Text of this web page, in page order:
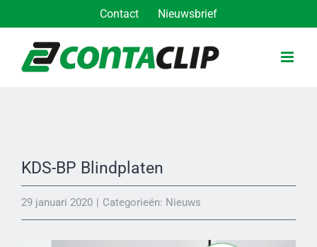
inhoud
Contact Nieuwsbrief
KDS-BP Blindplaten
29 januari 2020 | Categorieën: Nieuws